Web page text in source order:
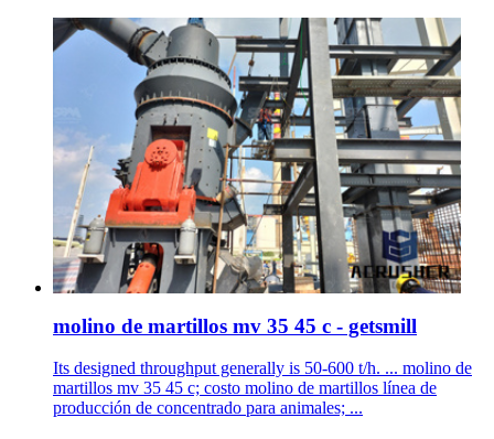
molino de martillos mv 35 45 c - getsmill
Its designed throughput generally is 50-600 t/h. ... molino de
martillos mv 35 45 c; costo molino de martillos línea de
producción de concentrado para animales; ...